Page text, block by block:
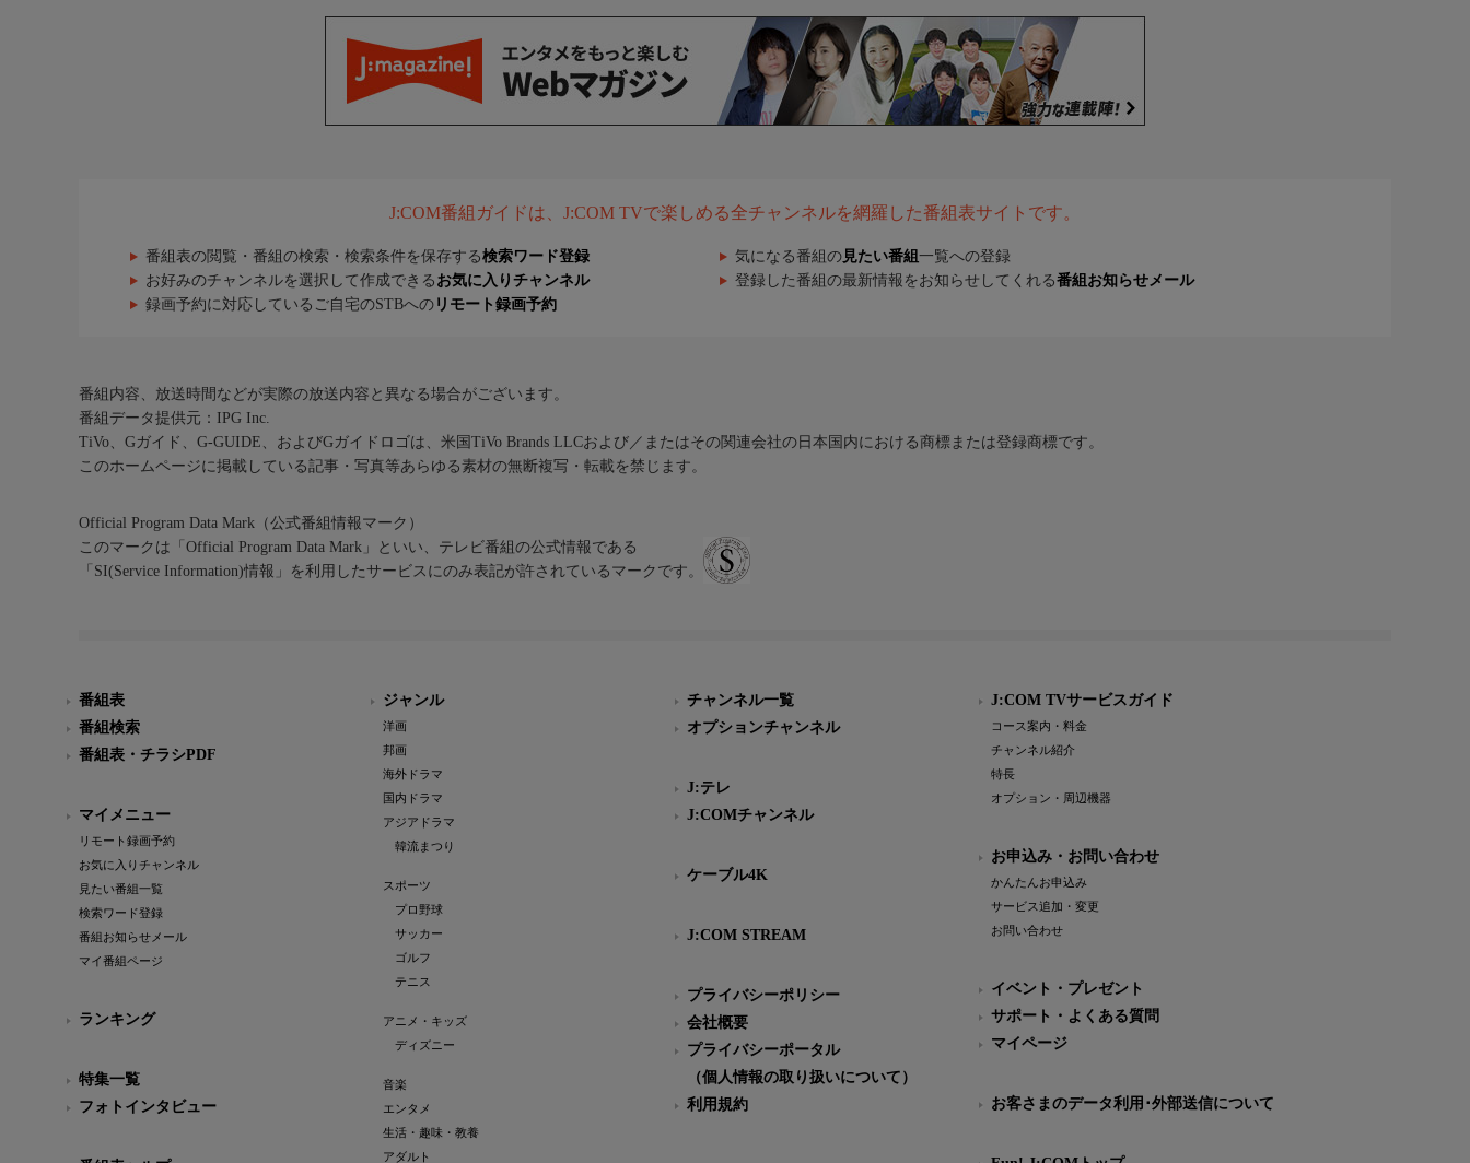
J:COM番組ガイドは、J:COM TVで楽しめる全チャンネルを網羅した番組表サイトです。
番組表の閲覧・番組の検索・検索条件を保存する検索ワード登録 気になる番組の 見たい番組 一覧への登録
お好みのチャンネルを選択して作成できる お気に入りチャンネル 登録した番組の最新情報をお知らせしてくれる番組お知らせメール
録画予約に対応しているご自宅のSTBへの リモート録画予約
番組内容、放送時間などが実際の放送内容と異なる場合がございます。
番組データ提供元：IPG Inc.
TiVo、Gガイド、G-GUIDE、およびGガイドロゴは、米国TiVo Brands LLCおよび／またはその関連会社の日本国内における商標または登録商標です。
このホームページに掲載している記事・写真等あらゆる素材の無断複写・転載を禁じます。
Official Program Data Mark（公式番組情報マーク）
このマークは「Official Program Data Mark」といい、テレビ番組の公式情報である
「SI(Service Information)情報」を利用したサービスにのみ表記が許されているマークです。
番組表
番組検索
番組表・チラシPDF
マイメニュー
リモート録画予約
お気に入りチャンネル
見たい番組一覧
検索ワード登録
番組お知らせメール
マイ番組ページ
ランキング
特集一覧
フォトインタビュー
ジャンル
洋画
邦画
海外ドラマ
国内ドラマ
アジアドラマ
韓流まつり
スポーツ
プロ野球
サッカー
ゴルフ
テニス
アニメ・キッズ
ディズニー
音楽
エンタメ
生活・趣味・教養
アダルト
チャンネル一覧
オプションチャンネル
J:テレ
J:COMチャンネル
ケーブル4K
J:COM STREAM
プライバシーポリシー
会社概要
プライバシーポータル
（個人情報の取り扱いについて）
利用規約
J:COM TVサービスガイド
コース案内・料金
チャンネル紹介
特長
オプション・周辺機器
お申込み・お問い合わせ
かんたんお申込み
サービス追加・変更
お問い合わせ
イベント・プレゼント
サポート・よくある質問
マイページ
お客さまのデータ利用･外部送信について